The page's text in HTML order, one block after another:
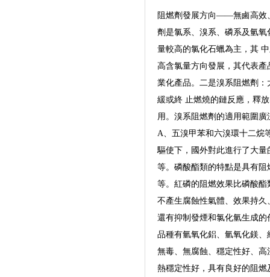
阻燃劑發展方向——無鹵高效
劑是氯系、溴系、磷系及氫
量較高的氯化石蠟為主，其
高含氯量方向發展，其代表
業化產品。二是溴系阻燃劑
緩或終 止燃燒的鏈反應，釋
用。溴系阻燃劑的適用範圍
A、五溴甲苯和六溴環十二烷
驅使下，國外對此進行了大
等。磷酸酯類的特點是具有
等。紅磷的阻燃效果比磷酸
不產生腐蝕性氣體、效果持
還有抑制發煙和氯化氫生成
品種有氫氧化鋁、氫氧化鎂
無毒、無腐蝕、穩定性好、
熱穩定性好，具有良好的阻